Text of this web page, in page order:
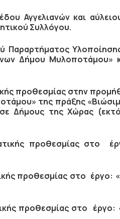
Αγγελιανών και
Συλλόγου.
Παραρτήματος
Δήμου
προθεσμίας στην
της πράξης
Δήμους της Χώρας
προθεσμίας στο
προθεσμίας στο έργο:
προθεσμίας στο έργο: